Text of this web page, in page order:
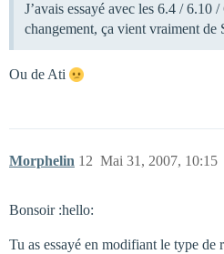
J’avais essayé avec les 6.4 /
changement, ça vient vraiment
Ou de Ati
Morphelin Mai 31, 2007, 10:15
12
Bonsoir :hello:
Tu as essayé en modifiant le type